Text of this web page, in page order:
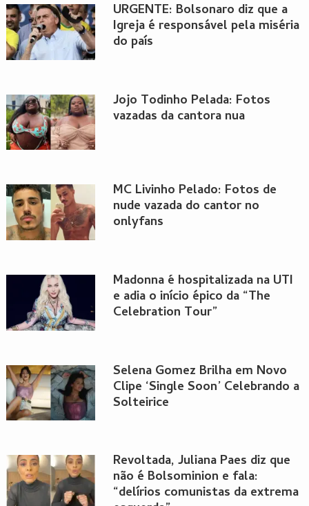
URGENTE: Bolsonaro diz que a
Igreja é responsável pela miséria
do país
Jojo Todinho Pelada: Fotos
vazadas da cantora nua
MC Livinho Pelado: Fotos de
nude vazada do cantor no
onlyfans
Madonna é hospitalizada na UTI
e adia o início épico da “The
Celebration Tour”
Selena Gomez Brilha em Novo
Clipe ‘Single Soon’ Celebrando a
Solteirice
Revoltada, Juliana Paes diz que
não é Bolsominion e fala:
“delírios comunistas da extrema